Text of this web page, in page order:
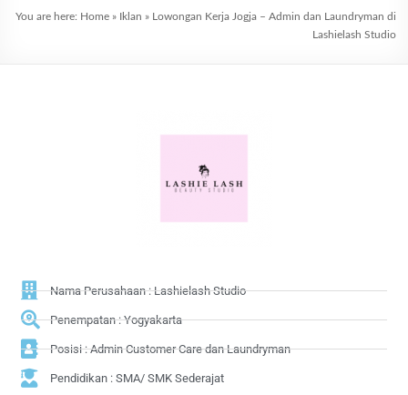
You are here: Home» Iklan » Lowongan Kerja Jogja – Admin dan Laundryman di
Lashielash Studio
Nama Perusahaan : Lashielash Studio
Penempatan : Yogyakarta
Posisi : Admin Customer Care dan Laundryman
Pendidikan : SMA/ SMK Sederajat